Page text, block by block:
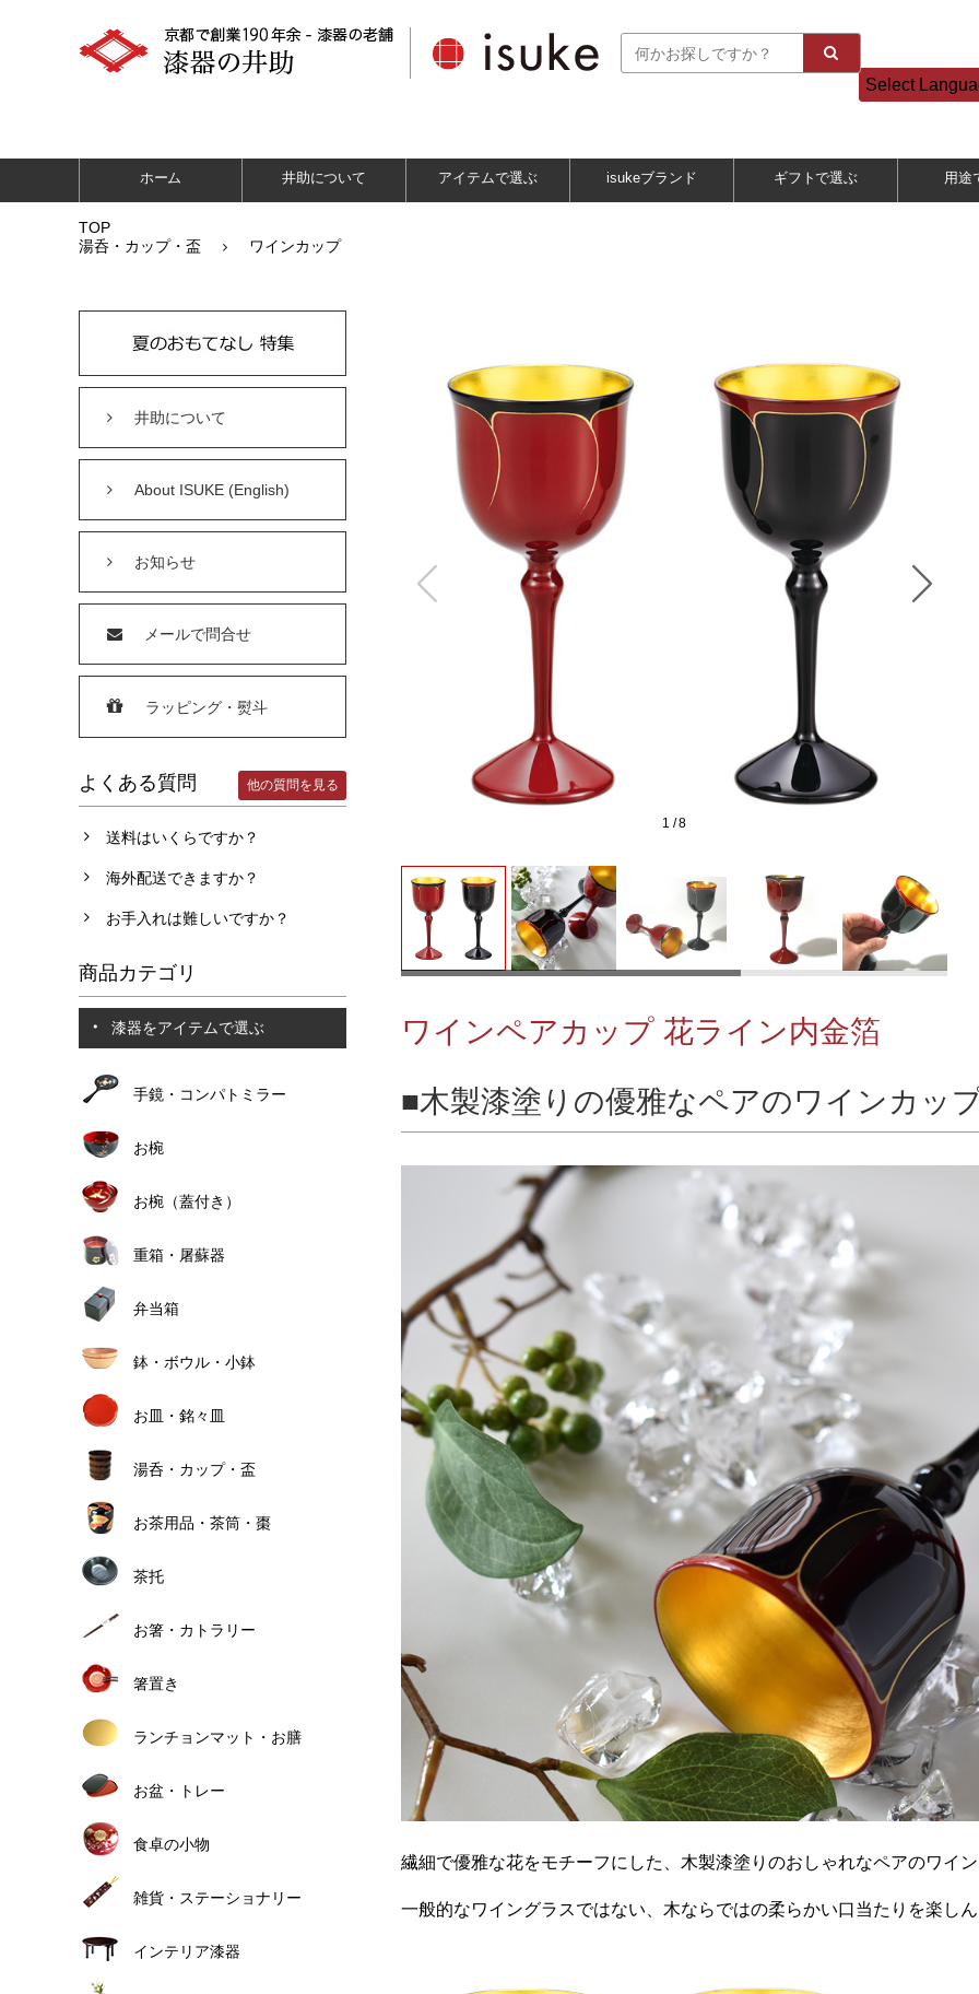
Select
ホーム 井助について アイテムで選ぶ isukeブランド ギフトで選ぶ 用途
TOP
湯呑・カップ・盃
ワインカップ
井助について
About ISUKE (English)
お知らせ
メールで問合せ
ラッピング・熨斗
よくある質問 他の質問を見る
送料はいくらですか？
海外配送できますか？
お手入れは難しいですか？
商品カテゴリ
漆器をアイテムで選ぶ
手鏡・コンパトミラー
お椀
お椀（蓋付き）
重箱・屠蘇器
弁当箱
鉢・ボウル・小鉢
お皿・銘々皿
湯呑・カップ・盃
お茶用品・茶筒・棗
茶托
お箸・カトラリー
箸置き
ランチョンマット・お膳
お盆・トレー
食卓の小物
雑貨・ステーショナリー
インテリア漆器
1 /8
ワインペアカップ 花ライン内金箔
木製漆塗りの優雅なペアのワインカッ
繊細で優雅な花をモチーフにした、木製漆塗りのおしゃれなペアのワイ
一般的なワイングラスではない、木ならではの柔らかい口当たりを楽し